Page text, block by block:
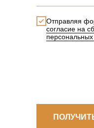
Отправляя
cогласие на